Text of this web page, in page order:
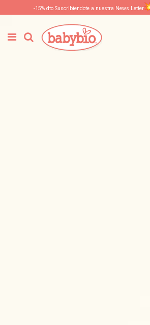
-15% dto Suscribiendote a nuestra News Letter